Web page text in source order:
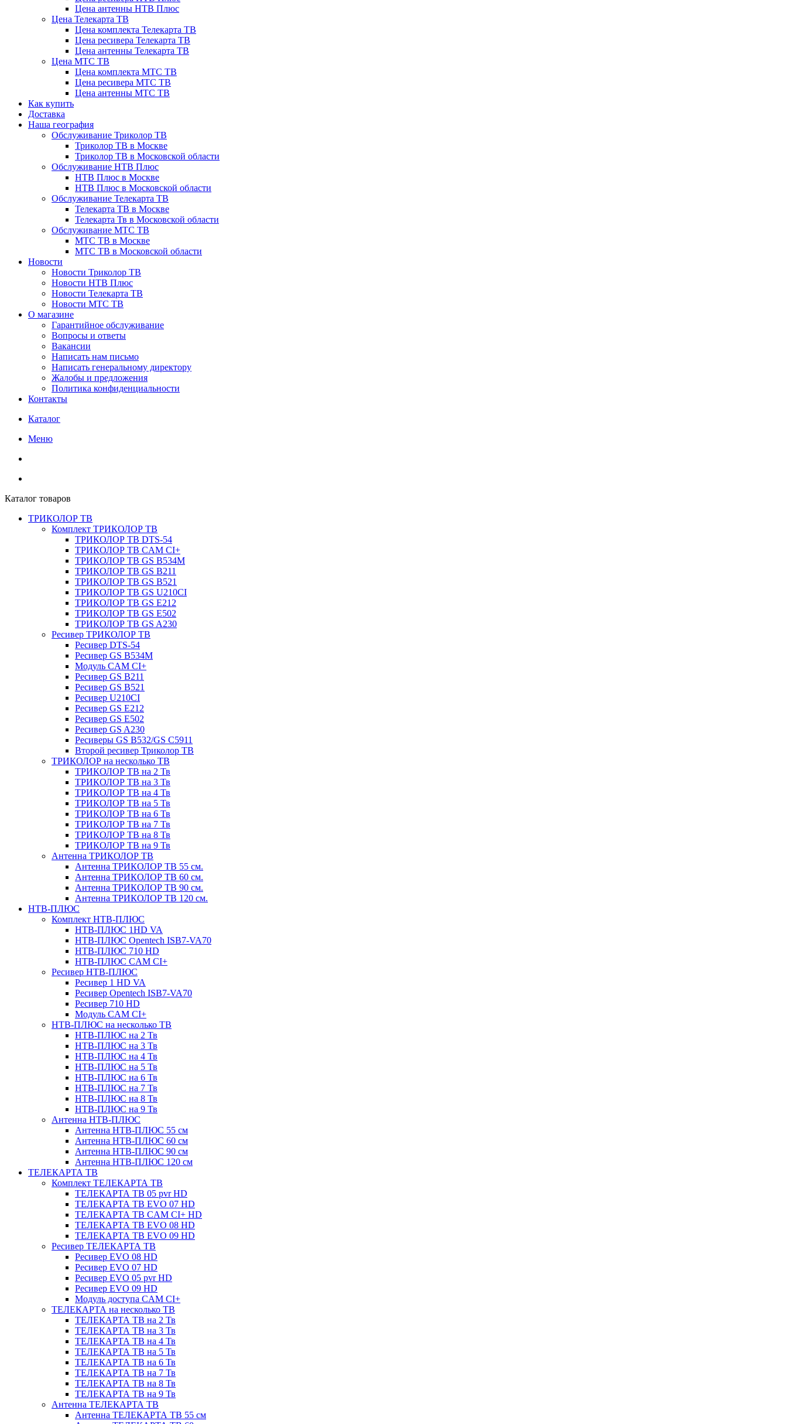
Цена антенны НТВ Плюс
Цена Телекарта ТВ
Цена комплекта Телекарта ТВ
Цена ресивера Телекарта ТВ
Цена антенны Телекарта ТВ
Цена МТС ТВ
Цена комплекта МТС ТВ
Цена ресивера МТС ТВ
Цена антенны МТС ТВ
Как купить
Доставка
Наша география
Обслуживание Триколор ТВ
Триколор ТВ в Москве
Триколор ТВ в Московской области
Обслуживание НТВ Плюс
НТВ Плюс в Москве
НТВ Плюс в Московской области
Обслуживание Телекарта ТВ
Телекарта ТВ в Москве
Телекарта Тв в Московской области
Обслуживание МТС ТВ
МТС ТВ в Москве
МТС ТВ в Московской области
Новости
Новости Триколор ТВ
Новости НТВ Плюс
Новости Телекарта ТВ
Новости МТС ТВ
О магазине
Гарантийное обслуживание
Вопросы и ответы
Вакансии
Написать нам письмо
Написать генеральному директору
Жалобы и предложения
Политика конфиденциальности
Контакты
Каталог
Меню
Каталог товаров
ТРИКОЛОР ТВ
Комплект ТРИКОЛОР ТВ
ТРИКОЛОР ТВ DTS-54
ТРИКОЛОР ТВ CAM CI+
ТРИКОЛОР ТВ GS B534M
ТРИКОЛОР ТВ GS B211
ТРИКОЛОР ТВ GS B521
ТРИКОЛОР ТВ GS U210CI
ТРИКОЛОР ТВ GS E212
ТРИКОЛОР ТВ GS E502
ТРИКОЛОР ТВ GS A230
Ресивер ТРИКОЛОР ТВ
Ресивер DTS-54
Ресивер GS B534M
Модуль CAM CI+
Ресивер GS B211
Ресивер GS B521
Ресивер U210CI
Ресивер GS E212
Ресивер GS E502
Ресивер GS A230
Ресиверы GS B532/GS C5911
Второй ресивер Триколор ТВ
ТРИКОЛОР на несколько ТВ
ТРИКОЛОР ТВ на 2 Тв
ТРИКОЛОР ТВ на 3 Тв
ТРИКОЛОР ТВ на 4 Тв
ТРИКОЛОР ТВ на 5 Тв
ТРИКОЛОР ТВ на 6 Тв
ТРИКОЛОР ТВ на 7 Тв
ТРИКОЛОР ТВ на 8 Тв
ТРИКОЛОР ТВ на 9 Тв
Антенна ТРИКОЛОР ТВ
Антенна ТРИКОЛОР ТВ 55 см.
Антенна ТРИКОЛОР ТВ 60 см.
Антенна ТРИКОЛОР ТВ 90 см.
Антенна ТРИКОЛОР ТВ 120 см.
НТВ-ПЛЮС
Комплект НТВ-ПЛЮС
НТВ-ПЛЮС 1HD VA
НТВ-ПЛЮС Opentech ISB7-VA70
НТВ-ПЛЮС 710 HD
НТВ-ПЛЮС CAM CI+
Ресивер НТВ-ПЛЮС
Ресивер 1 HD VA
Ресивер Opentech ISB7-VA70
Ресивер 710 HD
Модуль CAM CI+
НТВ-ПЛЮС на несколько ТВ
НТВ-ПЛЮС на 2 Тв
НТВ-ПЛЮС на 3 Тв
НТВ-ПЛЮС на 4 Тв
НТВ-ПЛЮС на 5 Тв
НТВ-ПЛЮС на 6 Тв
НТВ-ПЛЮС на 7 Тв
НТВ-ПЛЮС на 8 Тв
НТВ-ПЛЮС на 9 Тв
Антенна НТВ-ПЛЮС
Антенна НТВ-ПЛЮС 55 см
Антенна НТВ-ПЛЮС 60 см
Антенна НТВ-ПЛЮС 90 см
Антенна НТВ-ПЛЮС 120 см
ТЕЛЕКАРТА ТВ
Комплект ТЕЛЕКАРТА ТВ
ТЕЛЕКАРТА ТВ 05 pvr HD
ТЕЛЕКАРТА ТВ EVO 07 HD
ТЕЛЕКАРТА ТВ CAM CI+ HD
ТЕЛЕКАРТА ТВ EVO 08 HD
ТЕЛЕКАРТА ТВ EVO 09 HD
Ресивер ТЕЛЕКАРТА ТВ
Ресивер EVO 08 HD
Ресивер EVO 07 HD
Ресивер EVO 05 pvr HD
Ресивер EVO 09 HD
Модуль доступа CAM CI+
ТЕЛЕКАРТА на несколько ТВ
ТЕЛЕКАРТА ТВ на 2 Тв
ТЕЛЕКАРТА ТВ на 3 Тв
ТЕЛЕКАРТА ТВ на 4 Тв
ТЕЛЕКАРТА ТВ на 5 Тв
ТЕЛЕКАРТА ТВ на 6 Тв
ТЕЛЕКАРТА ТВ на 7 Тв
ТЕЛЕКАРТА ТВ на 8 Тв
ТЕЛЕКАРТА ТВ на 9 Тв
Антенна ТЕЛЕКАРТА ТВ
Антенна ТЕЛЕКАРТА ТВ 55 см